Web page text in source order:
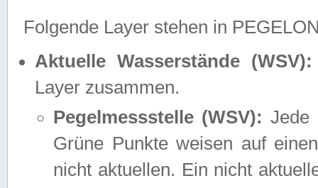
Folgende Layer stehen in
Aktuelle Wasserstände (WSV):
Layer zusammen.
Pegelmessstelle (WSV): Jede
Grüne Punkte weisen auf
nicht aktuellen. Ein nicht